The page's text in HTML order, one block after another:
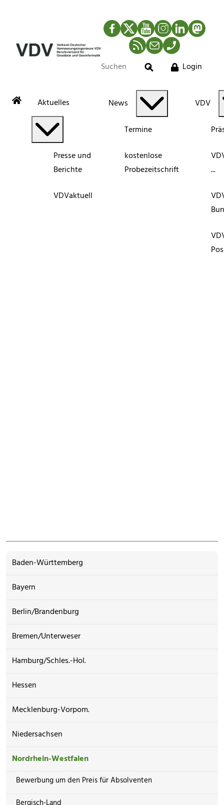
Facebook
TwitterYouTubeInstagram
LinkedIn
RSS-Newsfeed
MailTelefon
Suche
Login
Aktuelles
Presse und
Berichte
VDVaktuell
News
Termine
kostenlose
Probezeitschrift
VDV
...
Baden-Württemberg
Bayern
Berlin/Brandenburg
Bremen/Unterweser
Hamburg/Schles.-Hol.
Hessen
Mecklenburg-Vorpom.
Niedersachsen
Nordrhein-Westfalen
Bewerbung um den Preis für Absolventen